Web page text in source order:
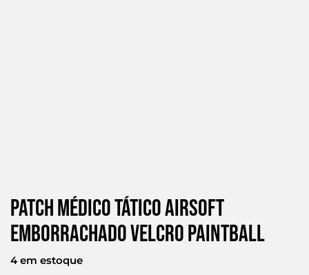
Patch Médico Tático Airsoft
Emborrachado Velcro Paintball
4 em estoque